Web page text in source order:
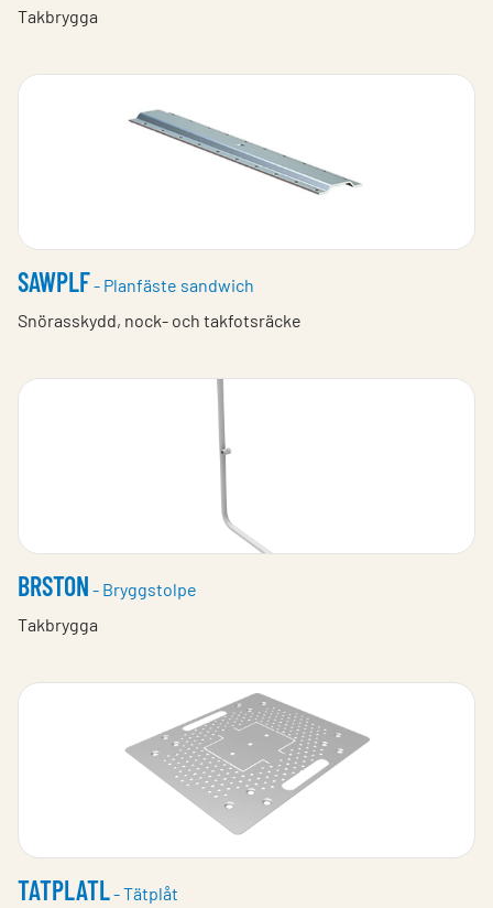
Takbrygga
SAWPLF- Planfäste sandwich
Snörasskydd, nock- och takfotsräcke
BRSTON - Bryggstolpe
Takbrygga
TATPLATL- Tätplåt